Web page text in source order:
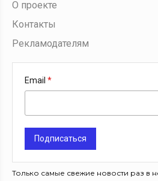
О проекте
Контакты
Рекламодателям
Email
Подписаться
Только самые свежие новости раз в